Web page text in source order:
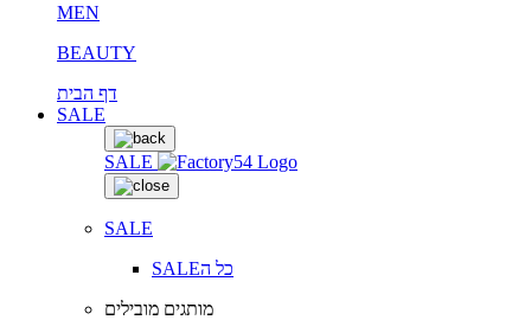
MEN
BEAUTY
דף הבית
SALE
SALE
SALE
SALEכל ה
מותגים מובילים